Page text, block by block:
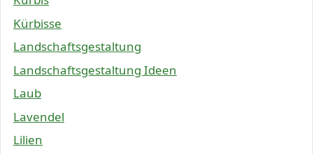
Kürbisse
Landschaftsgestaltung
Landschaftsgestaltung Ideen
Laub
Lavendel
Lilien